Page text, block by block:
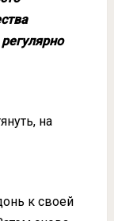
на
к своей